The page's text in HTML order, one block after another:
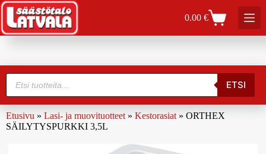
0.00€
ETSI
Etusivu » Lasi- ja muovituotteet » Kestorasiat » ORTHEX
SÄILYTYSPURKKI 3,5L